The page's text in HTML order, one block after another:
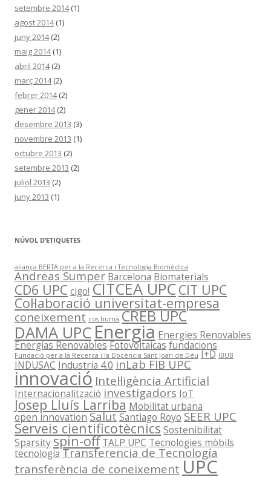
setembre 2014(1)
agost 2014(1)
juny 2014(2)
maig 2014(1)
abril 2014(2)
març 2014(2)
febrer 2014(2)
gener 2014(2)
desembre 2013 (3)
novembre 2013 (1)
octubre 2013 (2)
setembre 2013 (2)
juliol 2013 (2)
juny 2013 (1)
NÚVOL D’ETIQUETES
aliança BERTA per a la Recerca i Tecnologia Biomèdica
Andreas Sumper Barcelona Biomaterials
CD6 UPCcigo! CITCEA UPCCIT UPC
Col·laboració universitat-empresa
coneixement cos humà CREB UPC
DAMA UPC Energia Energies Renovables
Energías RenovablesFotovoltaicas fundacions
Fundació per a la Recerca i la Docència Sant Joan de Déu I+D IBUB
INDUSAC Industria 4.0 inLab FIB UPC
innovació Intel·ligència Artificial
Internacionalització investigadors IoT
Josep Lluís Larriba Mobilitat urbana
open innovation SalutSantiago Royo SEER UPC
Serveis cientificotècnics Sostenibilitat
Sparsityspin-off TALP UPC Tecnologies mòbils
tecnología Transferencia de Tecnología
transferència de coneixement UPC